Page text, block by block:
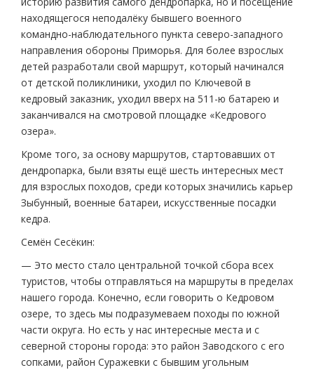
находящегося неподалёку бывшего военного
командно-наблюдательного пункта северо-западного
направления обороны Приморья. Для более взрослых
детей разработали свой маршрут, который начинался
от детской поликлиники, уходил по Ключевой в
кедровый заказник, уходил вверх на 511-ю батарею и
заканчивался на смотровой площадке «Кедрового
озера».
Кроме того, за основу маршрутов, стартовавших от
дендропарка, были взяты ещё шесть интересных мест
для взрослых походов, среди которых значились карьер
Зыбунный, военные батареи, искусственные посадки
кедра.
Семён Сесёкин:
— Это место стало центральной точкой сбора всех
туристов, чтобы отправляться на маршруты в пределах
нашего города. Конечно, если говорить о Кедровом
озере, то здесь мы подразумеваем походы по южной
части округа. Но есть у нас интересные места и с
северной стороны города: это район Заводского с его
сопками, район Суражевки с бывшим угольным